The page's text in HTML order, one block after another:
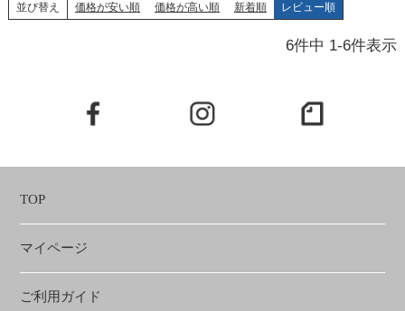
並び替え 価格が安い順 価格が高い順 新着順 レビュー順
6件中 1-6件表示
TOP
マイページ
ご利用ガイド